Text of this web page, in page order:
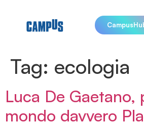
Tag: ecologia
Luca De Gaetano,
mondo davvero